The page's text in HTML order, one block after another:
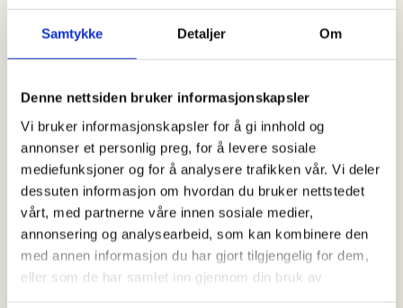
Samtykke Detaljer Om
Denne nettsiden bruker informasjonskapsler
Vi bruker informasjonskapsler for å gi innhold og
annonser et personlig preg, for å levere sosiale
mediefunksjoner og for å analysere trafikken vår. Vi deler
dessuten informasjon om hvordan du bruker nettstedet
vårt, med partnerne våre innen sosiale medier,
annonsering og analysearbeid, som kan kombinere den
med annen informasjon du har gjort tilgjengelig for dem,
eller som de har samlet inn gjennom din bruk av
Kontaktperson
Voss Utferdslag
voss.utferdslag@dnt.no
Kvar mondag i oddetalsvekene blir det sosialjogg
med unge vaksne! Då møtast me på avtalt plass og
jogger ca. 6-10 kilometer i snakketempo. Perfekt for
deg som syns langtur kan bli litt tungt utan selskap!
Turane startar som regel ved Tre Brør kl. 17:00, men
av og til flyttar me løpeturane til andre fine
område, som Bømoen.